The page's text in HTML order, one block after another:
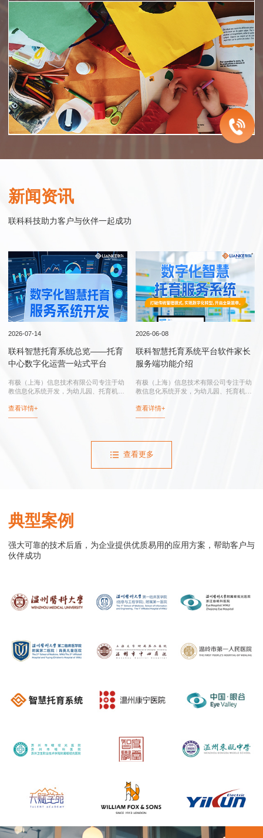
验，同时结合大量市场调研数据，帮助医院塑造良好的整体形象，同时建
立完善的网络医疗服务体系。联科先后与温州医科大学附属眼视光医院、
温州医科大学附属第二医院、教育部近视防控与诊治工程研究中心、浙江
瑞安市人民医院等行业精英企业合作，积极探索和实践医院互联网应用。
行业实践
建设开发、微信小程序开发、网络购物商城系统开发、移动电商连锁开店
平台开发到网络营销整合服务，始终围绕企业发展过程中对销售力提升的
需求，进行持续的服务创新和产品研发。
行业实践
“迎客精灵小程序商城”是一款基于移动互联网的微信应用服务产品，以时
下最热门的互动应用微信为媒介，配合微信支付功能，实现商家与客户的
在线互动，即时推送最新商品信息给微信用户，实现微信在线的购物功
行业实践
务普惠化为主要内容，通过互联网的技术、思维与精神，连接互联网世界
与现实世界，实现政府组织结构的优化改善和办事流程的精简调整，构建
集约化、高效化、数字化的治理模式与运行模式，通过新的模式、场景、
行业实践
新闻资讯
联科科技助力客户与伙伴一起成功
2026-07-14
联科智慧托育系统总览——托育
中心数字化运营一站式平台
有极（上海）信息技术有限公司专注于幼
教信息化系统开发，为幼儿园、托育机
健院提供：联科智慧托育系统、联科智慧
托育信息平台、托育综合服务中心信息化
查看详情+
2026-06-08
联科智慧托育系统平台软件家长
服务端功能介绍
有极（上海）信息技术有限公司专注于幼
教信息化系统开发，为幼儿园、托育机
健院提供：智慧托育系统、智慧托育信息
平台、托育综合服务中心信息化系统、幼
查看详情+
查看更多
典型案例
强大可靠的技术后盾，为企业提供优质易用的应用方案，帮助客户与
伙伴成功